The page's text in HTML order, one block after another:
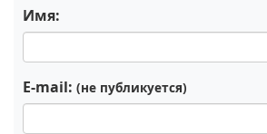
Имя:
E-mail: (не публикуется)